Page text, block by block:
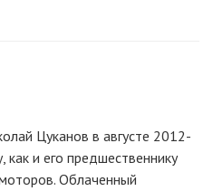
Цуканов в августе 2012-
как и его предшественнику
Облаченный